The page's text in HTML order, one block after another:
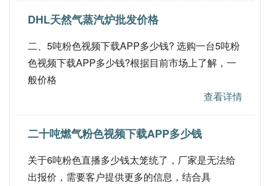
DHL天然气蒸汽炉批发价格
二、5吨粉色视频下载APP多少钱? 选购一台5吨粉
色视频下载APP多少钱?根据目前市场上了解，一
般价格
查看详情
二十吨燃气粉色视频下载APP多少钱
关于6吨粉色直播多少钱太笼统了，厂家是无法给
出报价，需要客户提供更多的信息，结合具